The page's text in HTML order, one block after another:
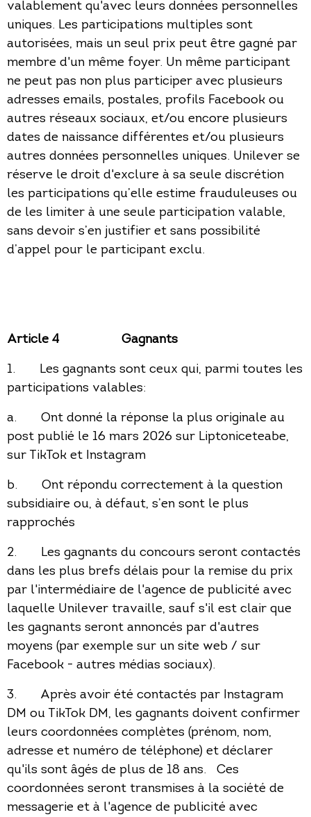
valablement qu'avec leurs données personnelles
uniques. Les participations multiples sont
autorisées, mais un seul prix peut être gagné par
membre d'un même foyer. Un même participant
ne peut pas non plus participer avec plusieurs
adresses emails, postales, profils Facebook ou
autres réseaux sociaux, et/ou encore plusieurs
dates de naissance différentes et/ou plusieurs
autres données personnelles uniques. Unilever se
réserve le droit d'exclure à sa seule discrétion
les participations qu’elle estime frauduleuses ou
de les limiter à une seule participation valable,
sans devoir s’en justifier et sans possibilité
d’appel pour le participant exclu.
Article 4
Gagnants
1. Les gagnants sont ceux qui, parmi toutes les
participations valables:
a. Ont donné la réponse la plus originale au
post publié le 16 mars 2026 sur Liptoniceteabe,
sur TikTok et Instagram
b. Ont répondu correctement à la question
subsidiaire ou, à défaut, s’en sont le plus
rapprochés
2. Les gagnants du concours seront contactés
dans les plus brefs délais pour la remise du prix
par l'intermédiaire de l'agence de publicité avec
laquelle Unilever travaille, sauf s'il est clair que
les gagnants seront annoncés par d'autres
moyens (par exemple sur un site web / sur
Facebook - autres médias sociaux).
3. Après avoir été contactés par Instagram
DM ou TikTok DM, les gagnants doivent confirmer
leurs coordonnées complètes (prénom, nom,
adresse et numéro de téléphone) et déclarer
qu'ils sont âgés de plus de 18 ans. Ces
coordonnées seront transmises à la société de
messagerie et à l'agence de publicité avec